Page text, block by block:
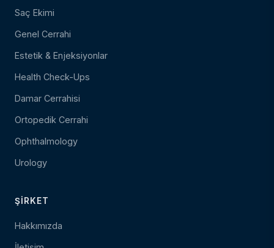
Saç Ekimi
Genel Cerrahi
Estetik & Enjeksiyonlar
Health Check-Ups
Damar Cerrahisi
Ortopedik Cerrahi
Ophthalmology
Urology
ŞIRKET
Hakkımızda